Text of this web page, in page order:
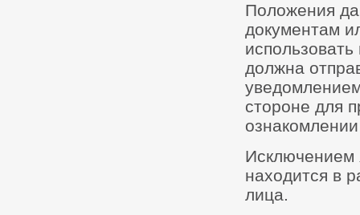
Положения
документам
должна
стороне для
Исключением
находится в
лица.